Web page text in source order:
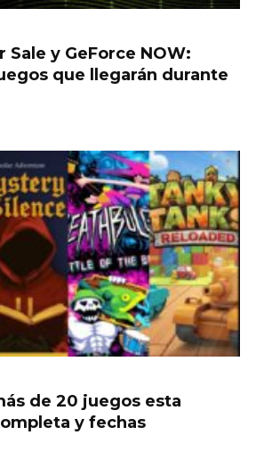
Sale y GeForce NOW:
que llegarán durante
de 20 juegos esta
y fechas